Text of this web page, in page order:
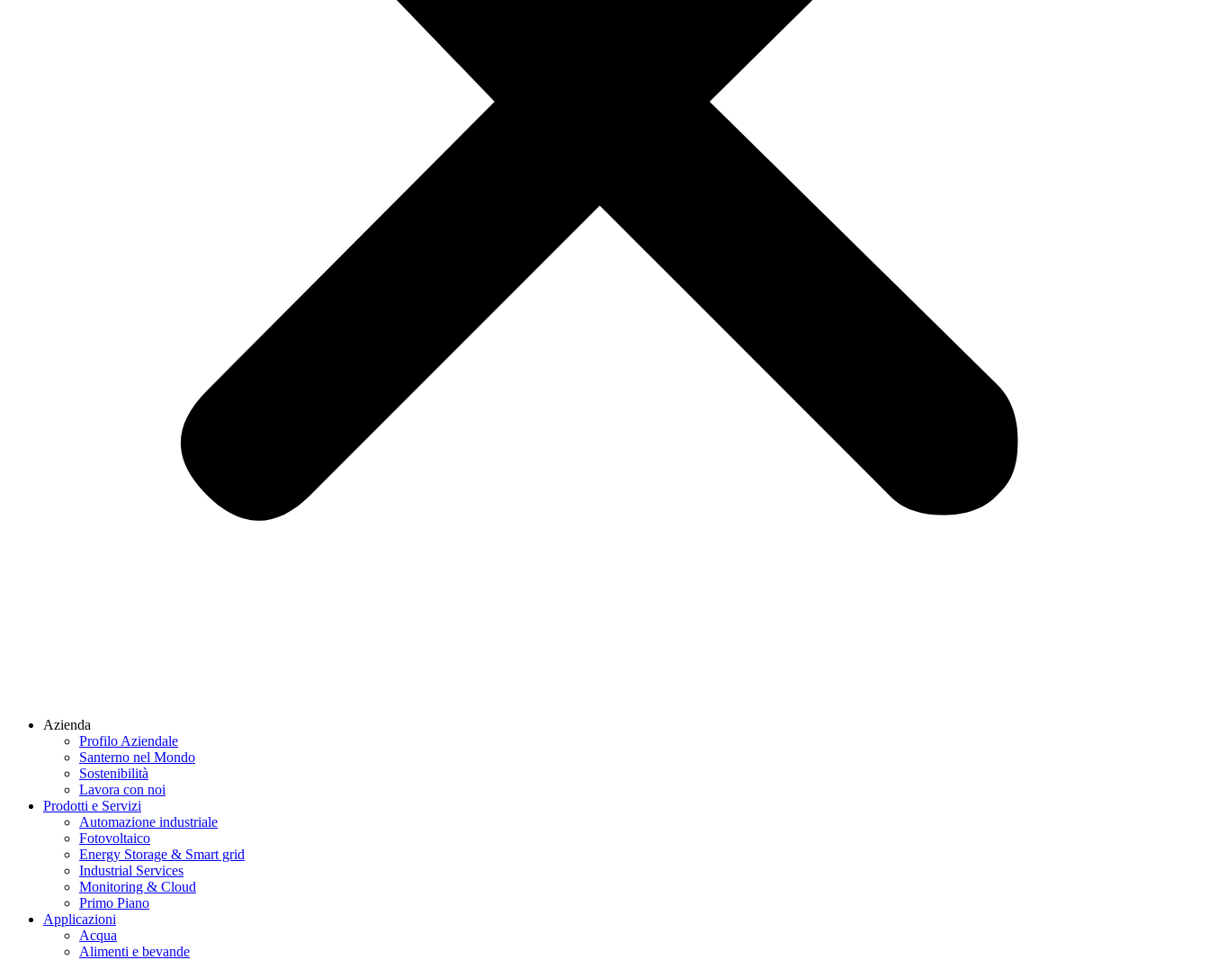
Azienda
Profilo Aziendale
Santerno nel Mondo
Sostenibilità
Lavora con noi
Prodotti e Servizi
Automazione industriale
Fotovoltaico
Energy Storage & Smart grid
Industrial Services
Monitoring & Cloud
Primo Piano
Applicazioni
Acqua
Alimenti e bevande